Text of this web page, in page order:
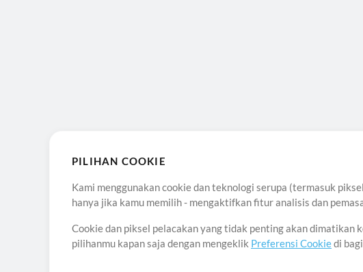
PILIHAN COOKIE
Kami menggunakan cookie dan teknologi serupa (termasuk
hanya jika kamu memilih - mengaktifkan fitur analisis dan
Cookie dan piksel pelacakan yang tidak penting akan dimatikan
pilihanmu kapan saja dengan mengeklik Preferensi Cookiedi